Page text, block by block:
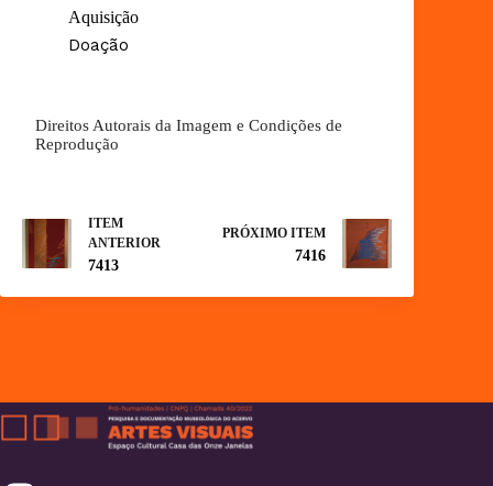
Aquisição
Doação
Direitos Autorais da Imagem e Condições de
Reprodução
ITEM
ANTERIOR
7413
PRÓXIMO ITEM
7416